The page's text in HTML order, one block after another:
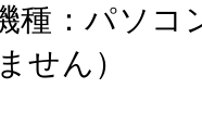
種：パソ
せん）